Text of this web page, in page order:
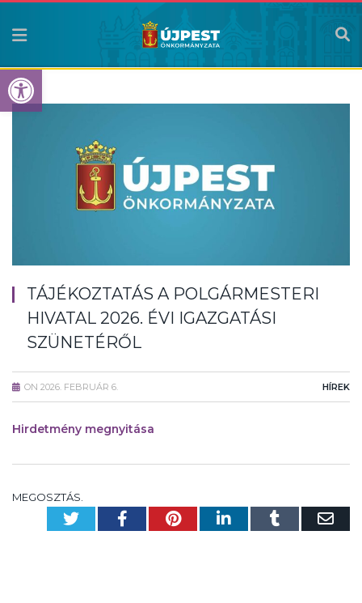
Eszköztár megnyitása
TÁJÉKOZTATÁS A POLGÁRMESTERI
HIVATAL 2026. ÉVI IGAZGATÁSI
SZÜNETÉRŐL
ON 2026. FEBRUÁR 6. HÍREK
Hirdetmény megnyitása
MEGOSZTÁS.
TwitterFacebookPinterest
LinkedIn
Tumblr